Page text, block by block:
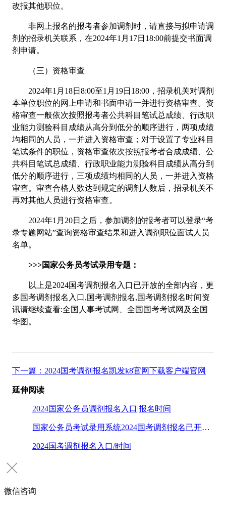
改报其他职位。
非网上报名的报考者参加调剂时，请直接与拟申请调
剂的招录机关联系，在2024年1月17日18:00前提交书面调
剂申请。
（三）资格审查
2024年1月18日8:00至1月19日18:00，招录机关对调剂
本单位职位的网上申请和书面申请一并进行资格审查。资
格审查一般依次按照报考者公共科目笔试总成绩、行政职
业能力测验科目成绩从高分到低分的顺序进行，两项成绩
均相同的人员，一并进入资格审查；对于设置了专业科目
笔试条件的职位，资格审查依次按照报考者合成成绩、公
共科目笔试总成绩、行政职业能力测验科目成绩从高分到
低分的顺序进行，三项成绩均相同的人员，一并进入资格
审查。审查合格人数达到规定的调剂人数后，招录机关不
再对其他人员进行资格审查。
2024年1月20日之后，参加调剂的报考者可以登录“考
录专题网站”查询资格审查结果和进入调剂职位面试人员
名单。
>>>国家公务员考试录用专题：
以上是2024国考调剂报名入口已开放的全部内容，更
多国考调剂报名入口,国考调剂报名,国考调剂报名时间资
讯请继续查看:全国人事考试网、全国国考考试网及全国
华图。
下一篇：2024国考调剂报名凯发k8官网下载客户端官网
延伸阅读
2024国家公务员调剂报名入口|报名时间
国家公务员考试录用系统2024国考调剂报名已开始！
2024国考调剂报名入口/时间
微信咨询